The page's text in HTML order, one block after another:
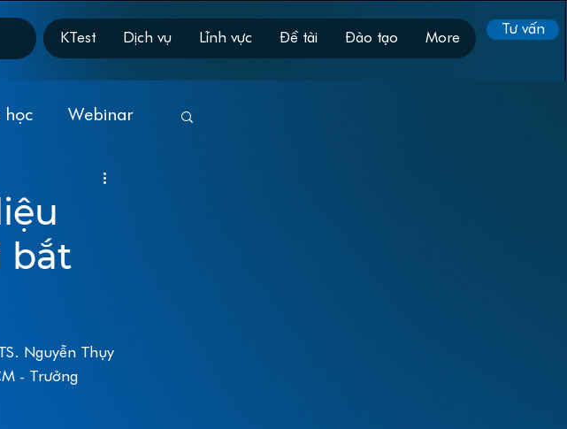
KTest Dịch vụ Lĩnh vực Đề tài Đào tạo More
Tư vấn
học Webinar
Sequencing
giá
bắt
Nguyễn Thụy
- Trưởng